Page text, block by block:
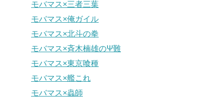
モバマス×三者三葉
モバマス×俺ガイル
モバマス×北斗の拳
モバマス×斉木楠雄のΨ難
モバマス×東京喰種
モバマス×艦これ
モバマス×蟲師